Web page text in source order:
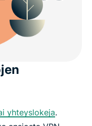
yhteyslokeja.